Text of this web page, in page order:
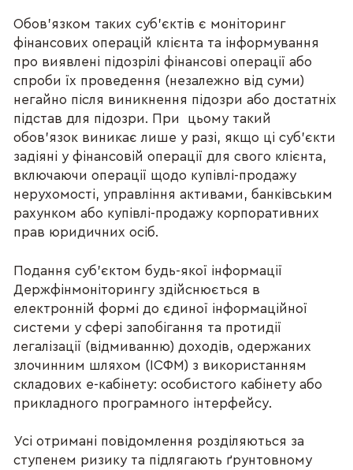
Обов’язком таких суб’єктів є моніторинг
фінансових операцій клієнта та інформування
про виявлені підозрілі фінансові операції або
спроби їх проведення (незалежно від суми)
негайно після виникнення підозри або достатніх
підстав для підозри. При цьому такий
обов’язок виникає лише у разі, якщо ці суб’єкти
задіяні у фінансовій операції для свого клієнта,
включаючи операції щодо купівлі-продажу
нерухомості, управління активами, банківським
рахунком або купівлі-продажу корпоративних
прав юридичних осіб.
Подання суб’єктом будь-якої інформації
Держфінмоніторингу здійснюється в
електронній формі до єдиної інформаційної
системи у сфері запобігання та протидії
легалізації (відмиванню) доходів, одержаних
злочинним шляхом (ІСФМ) з використанням
складових е-кабінету: особистого кабінету або
прикладного програмного інтерфейсу.
Усі отримані повідомлення розділяються за
ступенем ризику та підлягають ґрунтовному